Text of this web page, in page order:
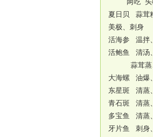
两吃 头椒
夏日贝 蒜茸
美极、刺身
活海参 温拌
活鲍鱼 清汤
蒜茸蒸
大海螺 油爆
东星斑 清蒸
青石斑 清蒸
多宝鱼 清蒸
牙片鱼 刺身